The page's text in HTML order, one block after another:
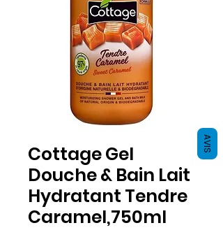
Cottage Gel
Douche & Bain Lait
Hydratant Tendre
Caramel,750ml
AVIS